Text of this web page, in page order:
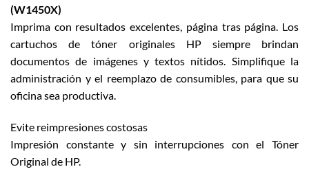
(W1450X)
Imprima con resultados excelentes, página tras página. Los
cartuchos de tóner originales HP siempre brindan
documentos de imágenes y textos nítidos. Simplifique la
administración y el reemplazo de consumibles, para que su
oficina sea productiva.
Evite reimpresiones costosas
Impresión constante y sin interrupciones con el Tóner
Original de HP.